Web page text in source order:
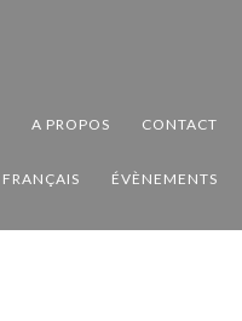
A PROPOS CONTACT
FRANÇAIS ÉVÈNEMENTS